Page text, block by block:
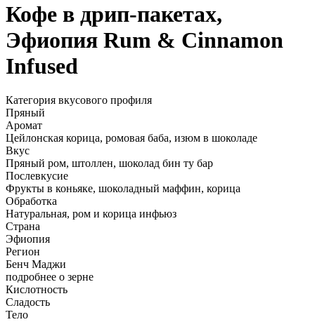
Кофе в дрип-пакетах,
Эфиопия Rum & Cinnamon
Infused
Категория вкусового профиля
Пряный
Аромат
Цейлонская корица, ромовая баба, изюм в шоколаде
Вкус
Пряный ром, штоллен, шоколад бин ту бар
Послевкусие
Фрукты в коньяке, шоколадный маффин, корица
Обработка
Натуральная, ром и корица инфьюз
Страна
Эфиопия
Регион
Бенч Маджи
подробнее о зерне
Кислотность
Сладость
Тело